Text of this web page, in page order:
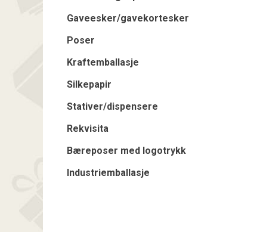
Gaveesker/gavekortesker
Poser
Kraftemballasje
Silkepapir
Stativer/dispensere
Rekvisita
Bæreposer med logotrykk
Industriemballasje